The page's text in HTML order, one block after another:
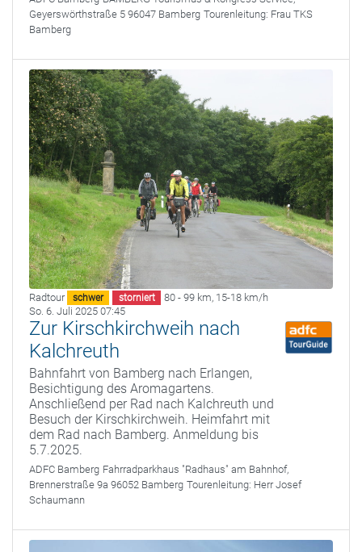
Geyerswörthstraße 5 96047 Bamberg Tourenleitung: Frau TKS
Bamberg
Radtour schwer storniert 80 - 99 km, 15-18 km/h
So. 6. Juli 2025 07:45
Zur Kirschkirchweih nach
Kalchreuth
Bahnfahrt von Bamberg nach Erlangen,
Besichtigung des Aromagartens.
Anschließend per Rad nach Kalchreuth und
Besuch der Kirschkirchweih. Heimfahrt mit
dem Rad nach Bamberg. Anmeldung bis
5.7.2025.
ADFC Bamberg Fahrradparkhaus "Radhaus" am Bahnhof,
Brennerstraße 9a 96052 Bamberg Tourenleitung: Herr Josef
Schaumann